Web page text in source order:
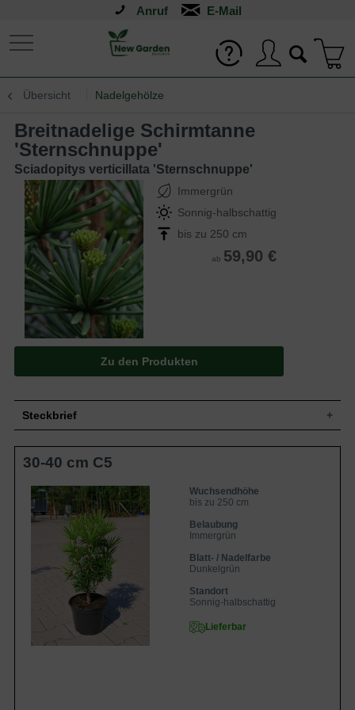
Anruf
Übersicht Nadelgehölze
Breitnadelige Schirmtanne
'Sternschnuppe'
Sciadopitys verticillata 'Sternschnuppe'
Immergrün
Sonnig-halbschattig
bis zu 250 cm
ab 59,90 €
Zu den Produkten
Steckbrief
Kleiner bis mittelgroßer Strauch, schlank
aufrecht, eintriebig, locker, kegelförmig,
breit, im Alter ungefähr 250 cm hoch und
bis zu 150 cm breit
Wuchshöhe
bis zu 250 cm
Blatt
Immergrün, Nadeln, weich, ganzrandig, in
Büscheln angeordnet, satt dunkelgrün, ca.
5 cm lang und4 bis 6 mm breit
Frucht
Länglich-eiförmige und braune
Fruchtzapfen
Blüte
Unscheinbar, gelb bis braun
Blütezeit
April / Mai
Rinde
Braun, später rotbraun
30-40 cm C5
Wuchsendhöhe
bis zu 250 cm
Belaubung
Immergrün
Blatt- / Nadelfarbe
Dunkelgrün
Standort
Sonnig-halbschattig
Lieferbar